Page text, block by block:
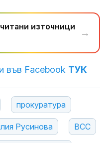
източници
→
във Facebook ТУК
прокуратура
Русинова ВСС